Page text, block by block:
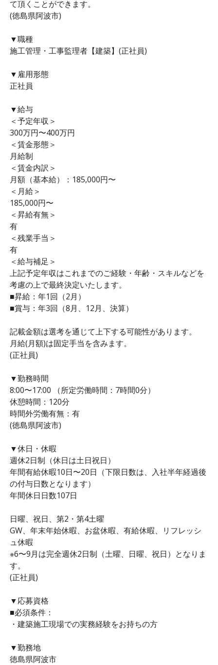
て頂くことができます。
(徳島県阿波市)
▼職種
施工管理・工事監理者【建築】(正社員)
▼雇用形態
正社員
▼給与
＜予定年収＞
300万円〜400万円
＜賃金形態＞
月給制
＜賃金内訳＞
月額（基本給）：185,000円〜
＜月給＞
185,000円〜
＜昇給有無＞
有
＜残業手当＞
有
＜給与補足＞
上記予定年収はこれまでのご経験・年齢・スキルなどを
考慮の上で最終決定いたします。
■昇給：年1回（2月）
■賞与：年3回（8月、12月、決算）
記載金額は選考を通じて上下する可能性があります。
月給(月額)は固定手当を含みます。
(正社員)
▼勤務時間
8:00〜17:00 （所定労働時間：7時間0分）
休憩時間：120分
時間外労働有無：有
(徳島県阿波市)
▼休日・休暇
週休2日制（休日は土日祝日）
年間有給休暇10日〜20日（下限日数は、入社半年経過後
の付与日数となります）
年間休日日数107日
日曜、祝日、第2・第4土曜
GW、年末年始休暇、お盆休暇、有給休暇、リフレッシ
ュ休暇
※6〜9月は完全週休2日制（土曜、日曜、祝日）となりま
す。
(正社員)
▼応募資格
■必須条件：
・建築施工現場での実務経験をお持ちの方
▼勤務地
徳島県阿波市